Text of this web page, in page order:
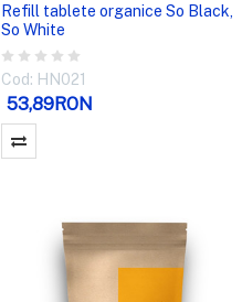
Refill tablete organice So Black,
So White
Cod: HN021
53,89RON